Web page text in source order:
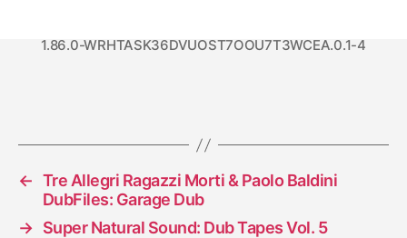
Chapter
1.86.0-WRHTASK36DVUOST7OOU7T3WCEA.0.1-4
← Tre Allegri Ragazzi Morti & Paolo Baldini
DubFiles: Garage Dub
→ Super Natural Sound: Dub Tapes Vol. 5